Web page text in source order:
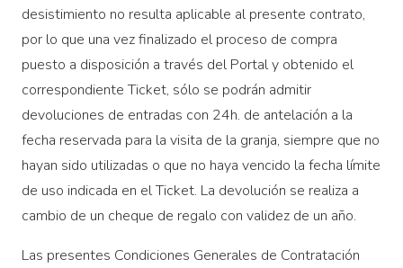
desistimiento no resulta aplicable al presente contrato,
por lo que una vez finalizado el proceso de compra
puesto a disposición a través del Portal y obtenido el
correspondiente Ticket, sólo se podrán admitir
devoluciones de entradas con 24h. de antelación a la
fecha reservada para la visita de la granja, siempre que no
hayan sido utilizadas o que no haya vencido la fecha límite
de uso indicada en el Ticket. La devolución se realiza a
cambio de un cheque de regalo con validez de un año.
Las presentes Condiciones Generales de Contratación